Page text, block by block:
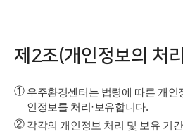
제2조(개인정보의 처
① 우주환경센터는 법령에 따른 개
인정보를 처리·보유합니다.
② 각각의 개인정보 처리 및 보유 기